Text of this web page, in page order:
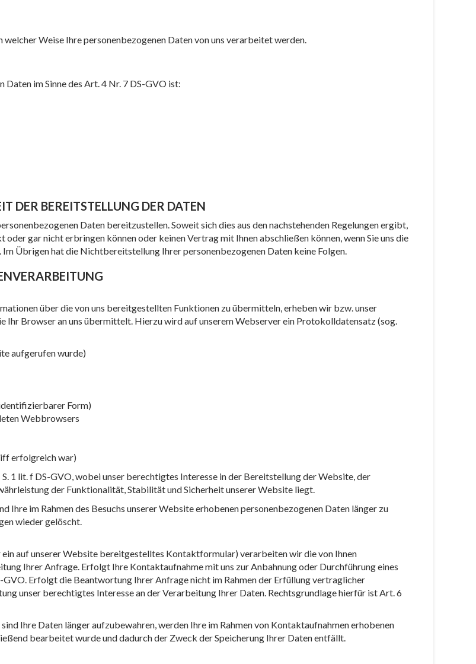
Weise Ihre personenbezogenen Daten von uns verarbeitet werden.
im Sinne des Art. 4 Nr. 7 DS-GVO ist:
DER BEREITSTELLUNG DER DATEN
Daten bereitzustellen. Soweit sich dies aus den nachstehenden Regelungen ergibt,
oder gar nicht erbringen können oder keinen Vertrag mit Ihnen abschließen können, wenn Sie uns die
Übrigen hat die Nichtbereitstellung Ihrer personenbezogenen Daten keine Folgen.
über die von uns bereitgestellten Funktionen zu übermitteln, erheben wir bzw. unser
Ihr Browser an uns übermittelt. Hierzu wird auf unserem Webserver ein Protokolldatensatz (sog.
aufgerufen wurde)
Form)
Webbrowsers
erfolgreich war)
1 lit. f DS-GVO, wobei unser berechtigtes Interesse in der Bereitstellung der Website, der
der Funktionalität, Stabilität und Sicherheit unserer Website liegt.
im Rahmen des Besuchs unserer Website erhobenen personenbezogenen Daten länger zu
wieder gelöscht.
auf unserer Website bereitgestelltes Kontaktformular) verarbeiten wir die von Ihnen
Ihrer Anfrage. Erfolgt Ihre Kontaktaufnahme mit uns zur Anbahnung oder Durchführung eines
Erfolgt die Beantwortung Ihrer Anfrage nicht im Rahmen der Erfüllung vertraglicher
unser berechtigtes Interesse an der Verarbeitung Ihrer Daten. Rechtsgrundlage hierfür ist Art. 6
Ihre Daten länger aufzubewahren, werden Ihre im Rahmen von Kontaktaufnahmen erhobenen
bearbeitet wurde und dadurch der Zweck der Speicherung Ihrer Daten entfällt.